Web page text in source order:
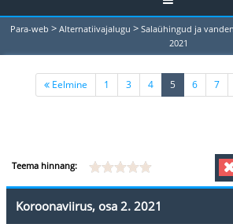
Para-web > Alternatiivajalugu > Salaühingud ja
2021
Eelmine 1 3 4 5 (current)
6 7
Teema hinnang:
Koroonaviirus, osa 2. 2021